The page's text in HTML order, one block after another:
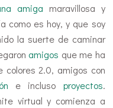
amiga maravillosa y
como es hoy, y que soy
la suerte de caminar
amigos que me ha
colores 2.0, amigos con
e incluso proyectos.
virtual y comienza a